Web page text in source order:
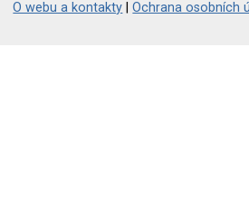
O webu a kontakty |Ochrana osobních